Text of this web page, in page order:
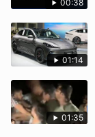
00:38
01:14
01:35